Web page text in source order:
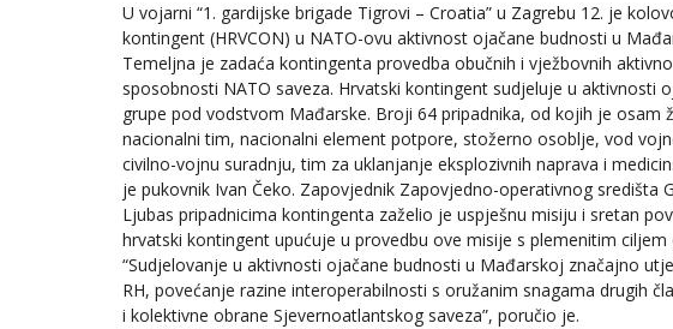
U vojarni “1. gardijske brigade Tigrovi – Croatia” u Zagrebu 12. je
kontingent (HRVCON) u NATO-ovu aktivnost ojačane budnosti u
Temeljna je zadaća kontingenta provedba obučnih i vježbovnih
sposobnosti NATO saveza. Hrvatski kontingent sudjeluje u aktivnosti
grupe pod vodstvom Mađarske. Broji 64 pripadnika, od kojih je osam
nacionalni tim, nacionalni element potpore, stožerno osoblje, vod
civilno-vojnu suradnju, tim za uklanjanje eksplozivnih naprava i
je pukovnik Ivan Čeko. Zapovjednik Zapovjedno-operativnog središta
Ljubas pripadnicima kontingenta zaželio je uspješnu misiju i sretan
hrvatski kontingent upućuje u provedbu ove misije s plemenitim
“Sudjelovanje u aktivnosti ojačane budnosti u Mađarskoj značajno
RH, povećanje razine interoperabilnosti s oružanim snagama drugih
i kolektivne obrane Sjevernoatlantskog saveza”, poručio je.